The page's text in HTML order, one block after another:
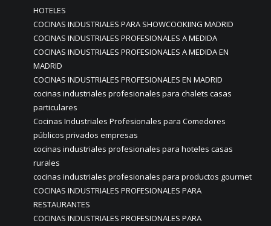
HOTELES
COCINAS INDUSTRIALES PARA SHOWCOOKIING MADRID
COCINAS INDUSTRIALES PROFESIONALES A MEDIDA
COCINAS INDUSTRIALES PROFESIONALES A MEDIDA EN
MADRID
COCINAS INDUSTRIALES PROFESIONALES EN MADRID
cocinas industriales profesionales para chalets casas
particulares
Cocinas Industriales Profesionales para Comedores
públicos privados empresas
cocinas industriales profesionales para hoteles casas
rurales
cocinas industriales profesionales para productos gourmet
COCINAS INDUSTRIALES PROFESIONALES PARA
RESTAURANTES
COCINAS INDUSTRIALES PROFESIONALES PARA